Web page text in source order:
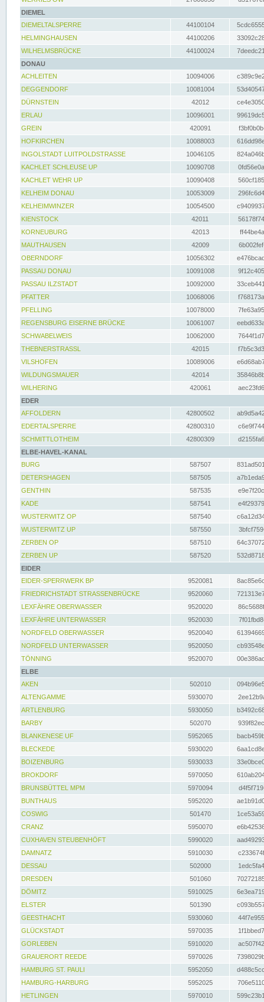
DIEMEL
DIEMELTALSPERRE
44100104
HELMINGHAUSEN
44100206
WILHELMSBRÜCKE
44100024
DONAU
ACHLEITEN
10094006
DEGGENDORF
10081004
DÜRNSTEIN
42012
ERLAU
10096001
GREIN
420091
HOFKIRCHEN
10088003
INGOLSTADT LUITPOLDSTRASSE
10046105
KACHLET SCHLEUSE UP
10090708
KACHLET WEHR UP
10090408
KELHEIM DONAU
10053009
KELHEIMWINZER
10054500
KIENSTOCK
42011
KORNEUBURG
42013
MAUTHAUSEN
42009
OBERNDORF
10056302
PASSAU DONAU
10091008
PASSAU ILZSTADT
10092000
PFATTER
10068006
PFELLING
10078000
REGENSBURG EISERNE BRÜCKE
10061007
SCHWABELWEIS
10062000
THEBNERSTRASSL
42015
VILSHOFEN
10089006
WILDUNGSMAUER
42014
WILHERING
420061
EDER
AFFOLDERN
42800502
EDERTALSPERRE
42800310
SCHMITTLOTHEIM
42800309
ELBE-HAVEL-KANAL
BURG
587507
DETERSHAGEN
587505
GENTHIN
587535
KADE
587541
WUSTERWITZ OP
587540
WUSTERWITZ UP
587550
ZERBEN OP
587510
ZERBEN UP
587520
EIDER
EIDER-SPERRWERK BP
9520081
FRIEDRICHSTADT STRASSENBRÜCKE
9520060
LEXFÄHRE OBERWASSER
9520020
LEXFÄHRE UNTERWASSER
9520030
NORDFELD OBERWASSER
9520040
NORDFELD UNTERWASSER
9520050
TÖNNING
9520070
ELBE
AKEN
502010
ALTENGAMME
5930070
ARTLENBURG
5930050
BARBY
502070
BLANKENESE UF
5952065
BLECKEDE
5930020
BOIZENBURG
5930033
BROKDORF
5970050
BRUNSBÜTTEL MPM
5970094
BUNTHAUS
5952020
COSWIG
501470
CRANZ
5950070
CUXHAVEN STEUBENHÖFT
5990020
DAMNATZ
5910030
DESSAU
502000
DRESDEN
501060
DÖMITZ
5910025
ELSTER
501390
GEESTHACHT
5930060
GLÜCKSTADT
5970035
GORLEBEN
5910020
GRAUERORT REEDE
5970026
HAMBURG ST. PAULI
5952050
HAMBURG-HARBURG
5952025
HETLINGEN
5970010